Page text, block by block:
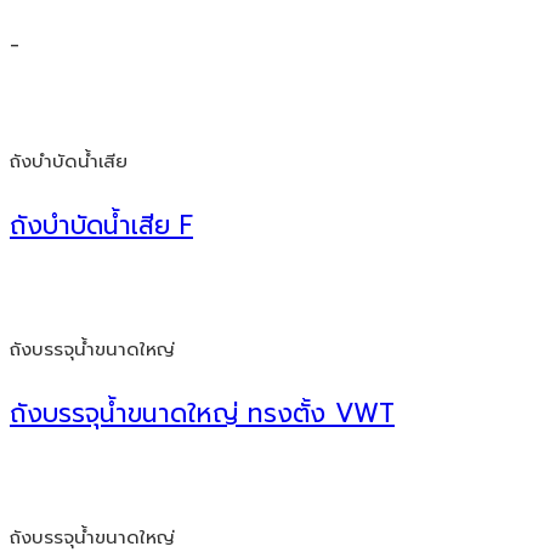
-
ถังบำบัดน้ำเสีย
ถังบำบัดน้ำเสีย F
ถังบรรจุน้ำขนาดใหญ่
ถังบรรจุน้ำขนาดใหญ่ ทรงตั้ง VWT
ถังบรรจุน้ำขนาดใหญ่